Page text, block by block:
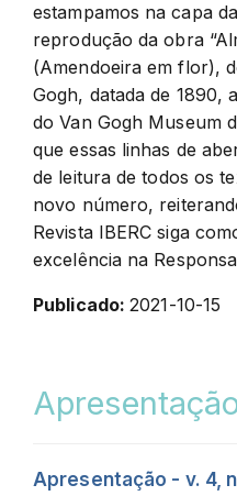
estampamos na capa
reprodução da obra
(Amendoeira em flor),
Gogh, datada de 1890,
do Van Gogh Museum
que essas linhas de
de leitura de todos os
novo número,
Revista IBERC siga
excelência na
Publicado:2021-10-15
Apresentação - v. 4,